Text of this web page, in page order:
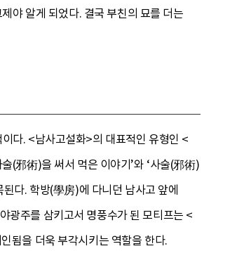
야 알게 되었다. 결국 부친의 묘를 더는
다. <남사고설화>의 대표적인 유형인 <
(邪術)을 써서 먹은 이야기’와 ‘사술(邪術)
다. 학방(學房)에 다니던 남사고 앞에
광주를 삼키고서 명풍수가 된 모티프는 <
됨을 더욱 부각시키는 역할을 한다.